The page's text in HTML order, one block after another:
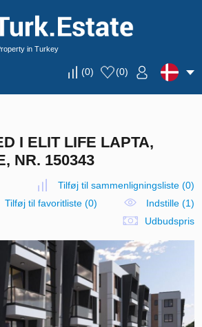
in Turkey
(0) (0)
I ELIT LIFE LAPTA,
NR. 150343
Tilføj til sammenligningsliste(0)
Tilføj til favoritliste (0)
Indstille (1)
Udbudspris